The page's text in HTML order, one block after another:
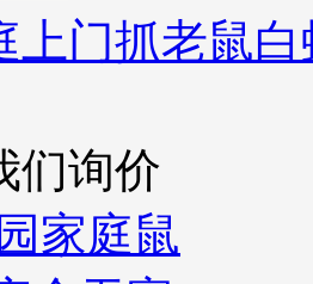
上门抓老鼠
们询价